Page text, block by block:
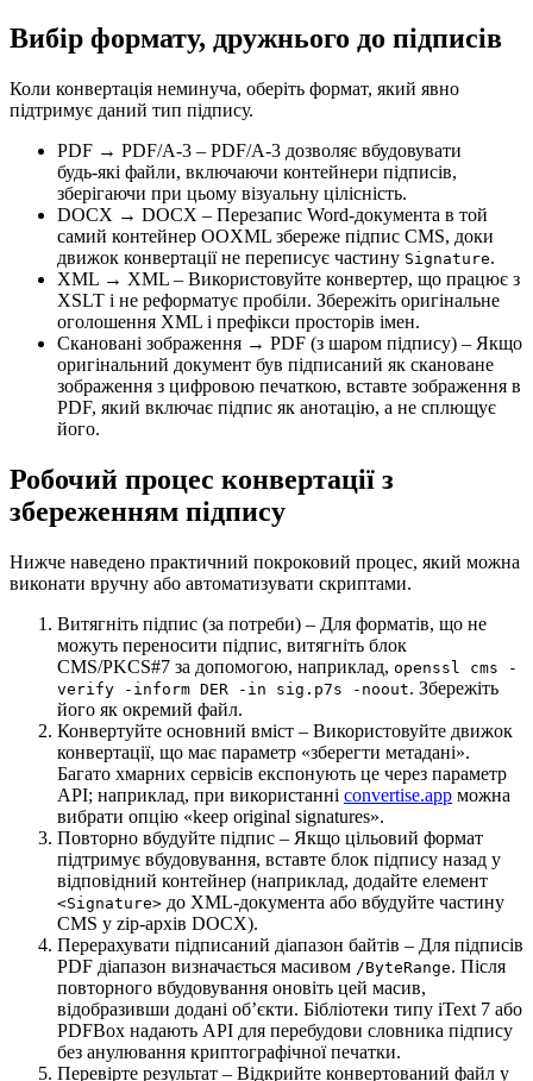
Вибір формату, дружнього до підписів
Коли конвертація неминуча, оберіть формат, який явно
підтримує даний тип підпису.
PDF → PDF/A‑3 – PDF/A‑3 дозволяє вбудовувати
будь‑які файли, включаючи контейнери підписів,
зберігаючи при цьому візуальну цілісність.
DOCX → DOCX – Перезапис Word‑документа в той
самий контейнер OOXML збереже підпис CMS, доки
движок конвертації не переписує частину Signature.
XML → XML – Використовуйте конвертер, що працює з
XSLT і не реформатує пробіли. Збережіть оригінальне
оголошення XML і префікси просторів імен.
Скановані зображення → PDF (з шаром підпису) – Якщо
оригінальний документ був підписаний як скановане
зображення з цифровою печаткою, вставте зображення в
PDF, який включає підпис як анотацію, а не сплющує
його.
Робочий процес конвертації з
збереженням підпису
Нижче наведено практичний покроковий процес, який можна
виконати вручну або автоматизувати скриптами.
Витягніть підпис (за потреби) – Для форматів, що не
можуть переносити підпис, витягніть блок
CMS/PKCS#7 за допомогою, наприклад, openssl cms -
verify -inform DER -in sig.p7s -noout. Збережіть
його як окремий файл.
Конвертуйте основний вміст – Використовуйте движок
конвертації, що має параметр «зберегти метадані».
Багато хмарних сервісів експонують це через параметр
API; наприклад, при використанні convertise.app можна
вибрати опцію «keep original signatures».
Повторно вбудуйте підпис – Якщо цільовий формат
підтримує вбудовування, вставте блок підпису назад у
відповідний контейнер (наприклад, додайте елемент
<Signature> до XML‑документа або вбудуйте частину
CMS у zip‑архів DOCX).
Перерахувати підписаний діапазон байтів – Для підписів
PDF діапазон визначається масивом /ByteRange. Після
повторного вбудовування оновіть цей масив,
відобразивши додані об’єкти. Бібліотеки типу iText 7 або
PDFBox надають API для перебудови словника підпису
без анулювання криптографічної печатки.
Перевірте результат – Відкрийте конвертований файл у